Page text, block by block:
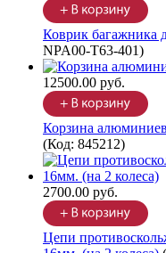
Коврик багажника
NPA00-T63-401)
12500.00 руб.
Корзина
(Код: 845212)
2700.00 руб.
Цепи